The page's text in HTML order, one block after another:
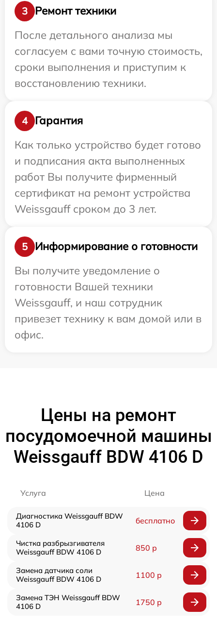
3
Ремонт техники
После детального анализа мы
согласуем с вами точную стоимость,
сроки выполнения и приступим к
восстановлению техники.
4
Гарантия
Как только устройство будет готово
и подписания акта выполненных
работ Вы получите фирменный
сертификат на ремонт устройства
Weissgauff сроком до 3 лет.
5
Информирование о готовности
Вы получите уведомление о
готовности Вашей техники
Weissgauff, и наш сотрудник
привезет технику к вам домой или в
офис.
Цены на ремонт
посудомоечной машины
Weissgauff BDW 4106 D
Услуга Цена
Диагностика Weissgauff BDW
4106 D
бесплатно
Чистка разбрызгивателя
Weissgauff BDW 4106 D
850 р
Замена датчика соли
Weissgauff BDW 4106 D
1100 р
Замена ТЭН Weissgauff BDW
4106 D
1750 р